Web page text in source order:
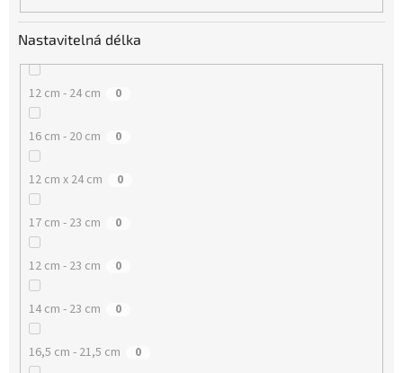
Nastavitelná délka
12 cm - 24 cm 0
16 cm - 20 cm 0
12 cm x 24 cm 0
17 cm - 23 cm 0
12 cm - 23 cm 0
14 cm - 23 cm 0
16,5 cm - 21,5 cm 0